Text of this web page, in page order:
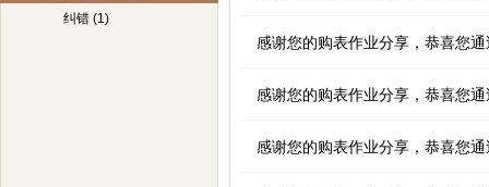
纠错 (1)
感谢您的购表作业分享，恭喜您
感谢您的购表作业分享，恭喜您
感谢您的购表作业分享，恭喜您